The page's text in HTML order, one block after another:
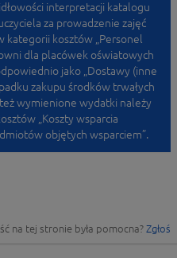
interpretacji katalogu
za prowadzenie zajęć
kategorii kosztów „Personel
dla placówek oświatowych
jako „Dostawy (inne
zakupu środków trwałych
też wymienione wydatki należy
„Koszty wsparcia
objętych wsparciem”.
na tej stronie była pomocna? Zgłoś